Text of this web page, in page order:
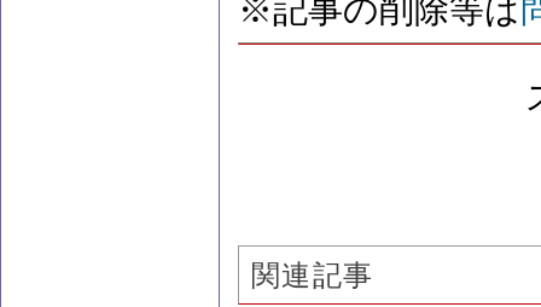
※記事の削除等は
関連記事